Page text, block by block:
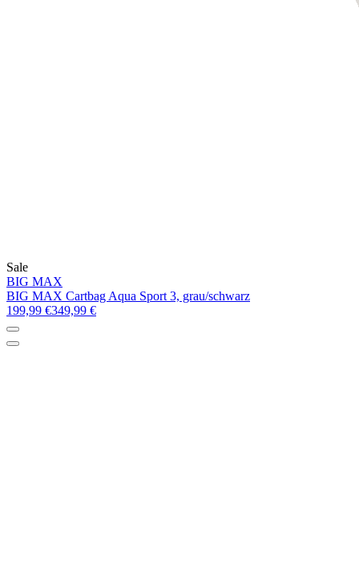
Sale
BIG MAX
BIG MAX Cartbag Aqua Sport 3, grau/schwarz
199,99 €349,99 €